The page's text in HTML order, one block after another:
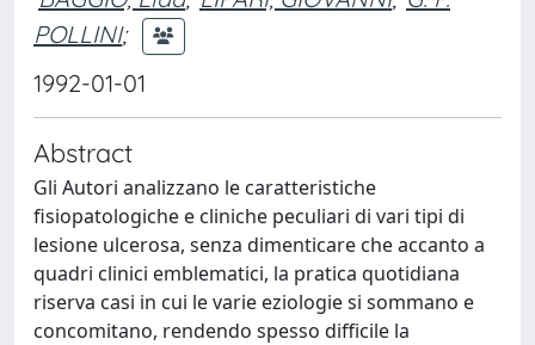
POLLINI;
1992-01-01
Abstract
Gli Autori analizzano le caratteristiche
fisiopatologiche e cliniche peculiari di vari tipi di
lesione ulcerosa, senza dimenticare che accanto a
quadri clinici emblematici, la pratica quotidiana
riserva casi in cui le varie eziologie si sommano e
concomitano, rendendo spesso difficile la